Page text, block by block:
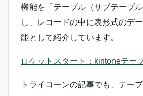
機能を「テーブル（サブテーブ
し、レコードの中に表形式のデ
能として紹介しています。
ロケットスタート：kintoneテー
トライコーンの記事でも、テー